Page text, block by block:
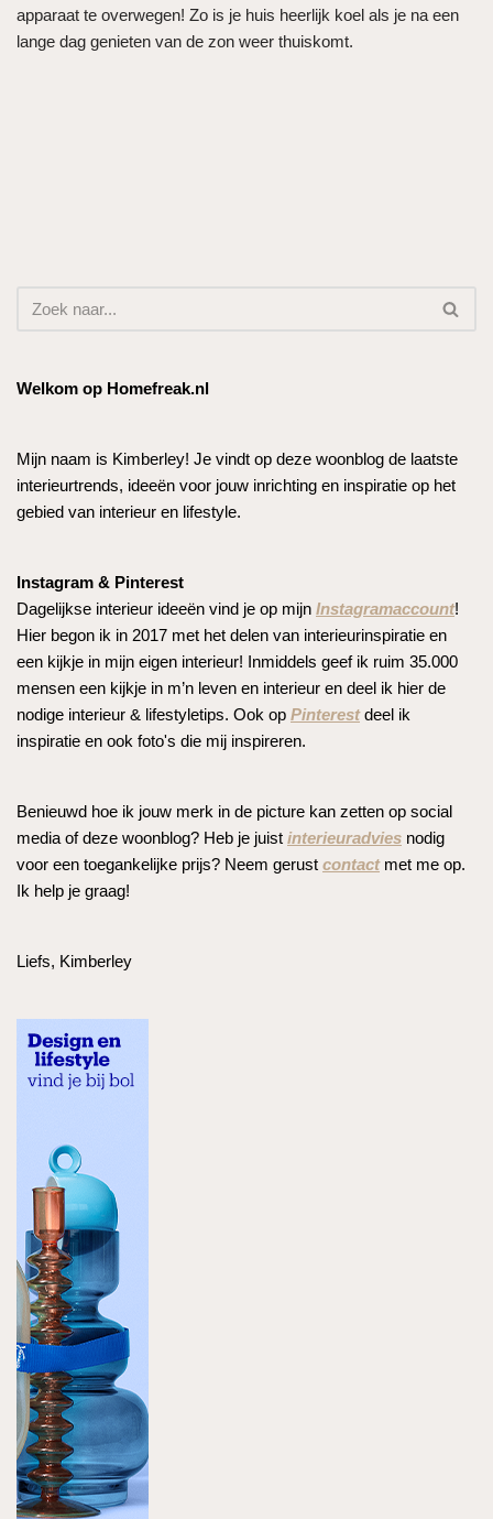
apparaat te overwegen! Zo is je huis heerlijk koel als je na een
lange dag genieten van de zon weer thuiskomt.
Welkom op Homefreak.nl
Mijn naam is Kimberley! Je vindt op deze woonblog de laatste
interieurtrends, ideeën voor jouw inrichting en inspiratie op het
gebied van interieur en lifestyle.
Instagram & Pinterest
Dagelijkse interieur ideeën vind je op mijn Instagramaccount!
Hier begon ik in 2017 met het delen van interieurinspiratie en
een kijkje in mijn eigen interieur! Inmiddels geef ik ruim 35.000
mensen een kijkje in m’n leven en interieur en deel ik hier de
nodige interieur & lifestyletips. Ook op Pinterestdeel ik
inspiratie en ook foto's die mij inspireren.
Benieuwd hoe ik jouw merk in de picture kan zetten op social
media of deze woonblog? Heb je juist interieuradvies nodig
voor een toegankelijke prijs? Neem gerust contactmet me op.
Ik help je graag!
Liefs, Kimberley